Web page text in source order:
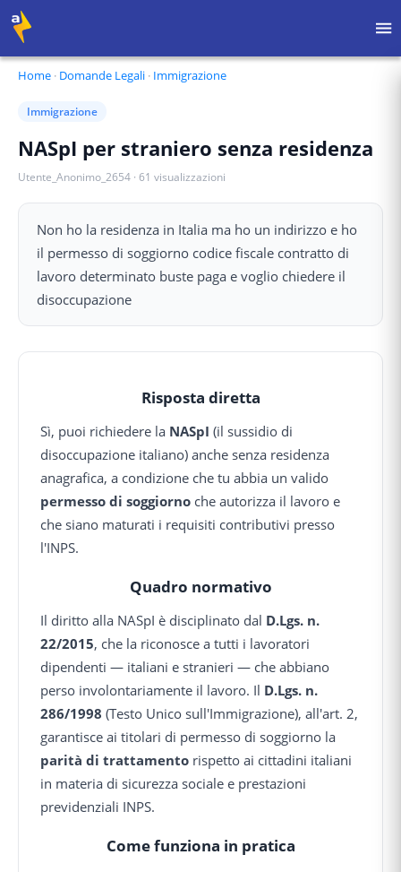
Home · Domande Legali · Immigrazione
Immigrazione
NASpI per straniero senza residenza
Utente_Anonimo_2654 · 61 visualizzazioni
Non ho la residenza in Italia ma ho un indirizzo e ho
il permesso di soggiorno codice fiscale contratto di
lavoro determinato buste paga e voglio chiedere il
disoccupazione
Risposta diretta
Sì, puoi richiedere la NASpI (il sussidio di
disoccupazione italiano) anche senza residenza
anagrafica, a condizione che tu abbia un valido
permesso di soggiorno che autorizza il lavoro e
che siano maturati i requisiti contributivi presso
l'INPS.
Quadro normativo
Il diritto alla NASpI è disciplinato dal D.Lgs. n.
22/2015, che la riconosce a tutti i lavoratori
dipendenti — italiani e stranieri — che abbiano
perso involontariamente il lavoro. Il D.Lgs. n.
286/1998 (Testo Unico sull'Immigrazione), all'art. 2,
garantisce ai titolari di permesso di soggiorno la
parità di trattamento rispetto ai cittadini italiani
in materia di sicurezza sociale e prestazioni
previdenziali INPS.
Come funziona in pratica